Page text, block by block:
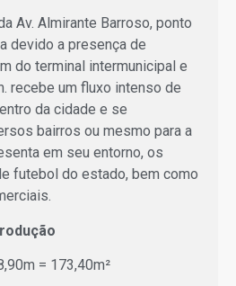
Av. Almirante Barroso, ponto
devido a presença de
do terminal intermunicipal e
recebe um fluxo intenso de
da cidade e se
bairros ou mesmo para a
em seu entorno, os
futebol do estado, bem como
= 173,40m²